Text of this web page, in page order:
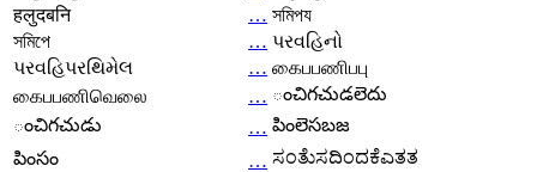
हलुदबनि
… সমিপয
সমিপে
… પરવહિનો
પરવહિપરથિમેલ
… கைபபணிபபு
கைபபணிவெலை
… ంచిగచుడలెదు
ంచిగచుడు
… పింలెసబజ
పింసం
… ಸಂತೆುಸದಿಂದಕೆಎತತ